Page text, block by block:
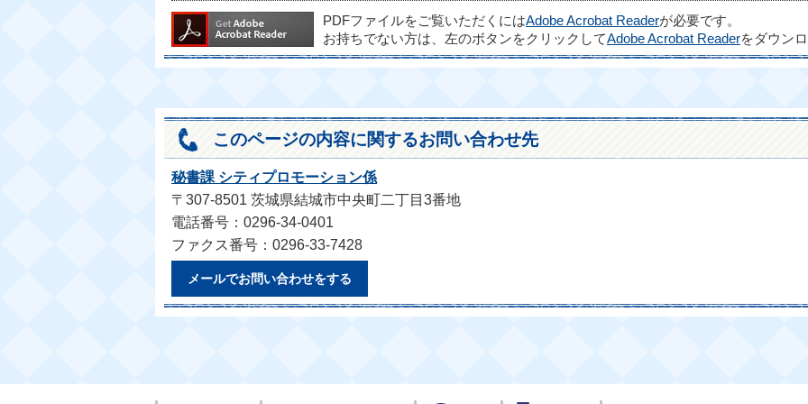
PDFファイルをご覧いただくにはAdobe Acrobat Readerが必要です。
お持ちでない方は、左のボタンをクリックしてAdobe Acrobat Readerをダウン
このページの内容に関するお問い合わせ先
秘書課 シティプロモーション係
〒307-8501 茨城県結城市中央町二丁目3番地
電話番号：0296-34-0401
ファクス番号：0296-33-7428
メールでお問い合わせをする